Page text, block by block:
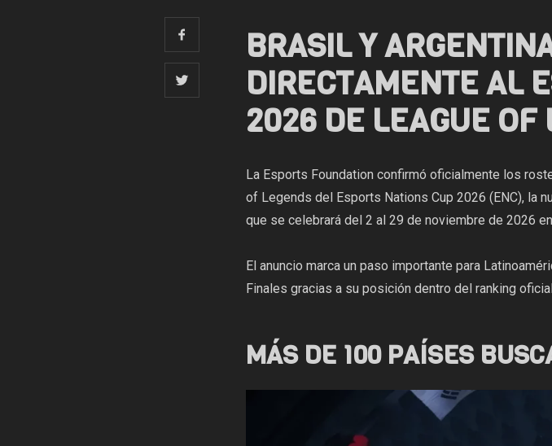
BRASIL Y
DIRECTAMENTE AL
2026 DE LEAGUE OF
La Esports Foundation confirmó oficialmente los
of Legends del Esports Nations Cup 2026 (ENC), la
que se celebrará del 2 al 29 de noviembre de 2026
El anuncio marca un paso importante para
Finales gracias a su posición dentro del ranking
MÁS DE 100 PAÍSES